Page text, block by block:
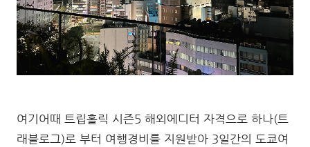
여기어때 트립홀릭 시즌5 해외에디터 자격으로 하나(트
래블로그)로 부터 여행경비를 지원받아 3일간의 도쿄여